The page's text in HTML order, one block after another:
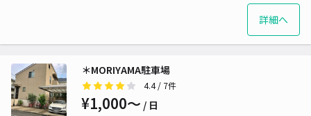
詳細へ
＊MORIYAMA駐車場
4.4/ 7件
¥1,000〜 / 日